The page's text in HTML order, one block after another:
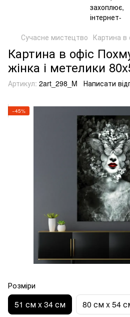
Сучасне мистецтво Картина в
Картина в офіс
жінка і метелики
Артикул: 2art_298_M Написати
−45%
Розміри
51 см x 34 см 80 см x 54